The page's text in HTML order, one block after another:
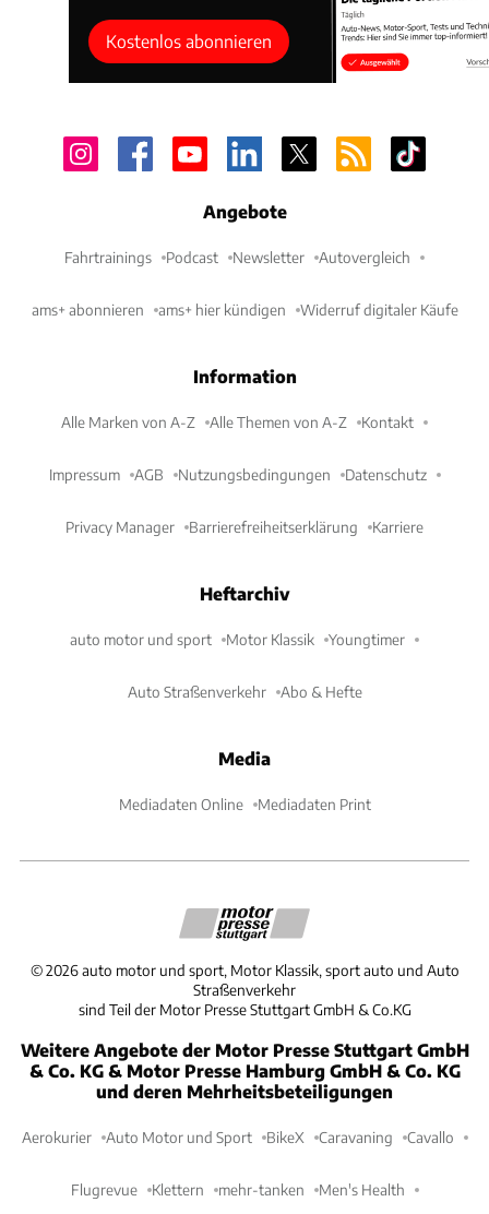
Kostenlos abonnieren
Angebote
Fahrtrainings Podcast Newsletter Autovergleich
ams+ abonnieren ams+ hier kündigen Widerruf digitaler Käufe
Information
Alle Marken von A-Z Alle Themen von A-Z Kontakt
Impressum AGB Nutzungsbedingungen Datenschutz
Privacy Manager Barrierefreiheitserklärung Karriere
Heftarchiv
auto motor und sport Motor Klassik Youngtimer
Auto Straßenverkehr Abo & Hefte
Media
Mediadaten Online Mediadaten Print
©2026 auto motor und sport, Motor Klassik, sport auto und Auto
Straßenverkehr
sind Teil der Motor Presse Stuttgart GmbH & Co.KG
Weitere Angebote der Motor Presse Stuttgart GmbH
& Co. KG & Motor Presse Hamburg GmbH & Co. KG
und deren Mehrheitsbeteiligungen
Aerokurier Auto Motor und Sport BikeX Caravaning Cavallo
Flugrevue Klettern mehr-tanken Men's Health